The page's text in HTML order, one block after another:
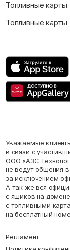
Топливные карты
Топливные
Уважаемые
в связи с
ООО «АЗС
не ведут общения
за исключением
А так же вся
с ящиков на
с топливными
на бесплатный
Регламент